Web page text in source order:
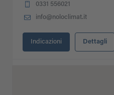
0331 556021
info@noloclimat.it
Indicazioni Dettagli